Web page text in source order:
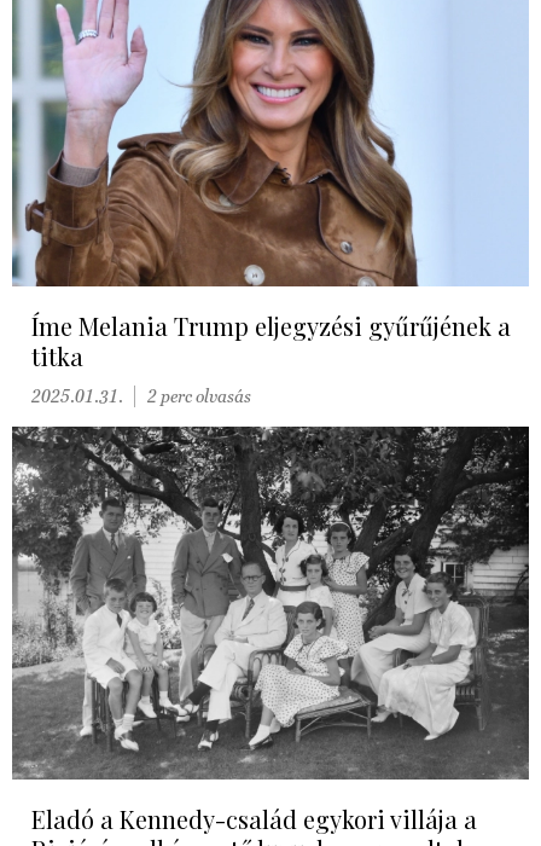
Íme Melania Trump eljegyzési gyűrűjének a
titka
2025.01.31. 2 perc olvasás
Eladó a Kennedy-család egykori villája a